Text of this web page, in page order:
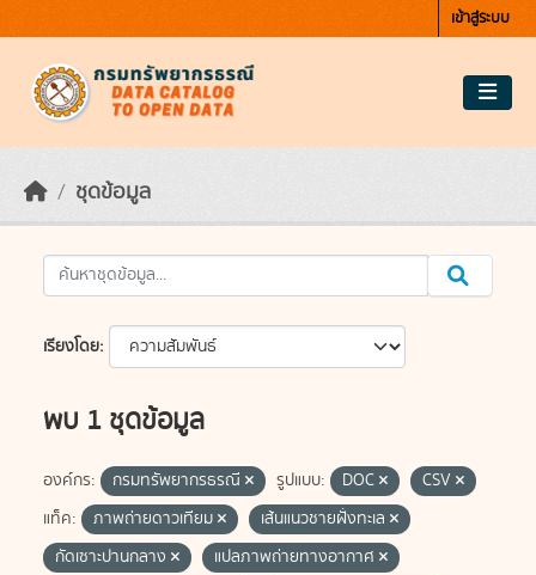
เข้าสู่ระบบ
ชุดข้อมูล
เรียงโดย
พบ 1 ชุดข้อมูล
องค์กร: กรมทรัพยากรธรณี รูปแบบ: DOC
CSV
แท็ค:
ภาพถ่ายดาวเทียม
เส้นแนวชายฝั่งทะเล
กัดเซาะปานกลาง
แปลภาพถ่ายทางอากาศ